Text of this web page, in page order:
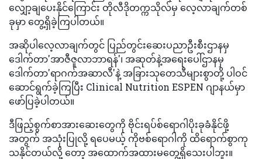
လျှော့ချပေးနိုင်ကြောင်း တိုလီဒိုတက္ကသိုလ်မှ လေ့လာချက်တစ်
ခုမှာ တွေ့ရှိခဲ့ကြပါတယ်။
အဆိုပါလေ့လာချက်တွင် ပြည်တွင်းဆေးပညာဦးစီးဌာနမှ
ဒေါက်တာ'အာဇီဇူလာဘာရန်'၊ အဆုတ်နဲ့အရေးပေါ်ဌာနမှ
ဒေါက်တာ'ရာဂက်အဆာလီ'နဲ့ အခြားသုတေသီများစွာတို့ ပါဝင်
ဆောင်ရွက်ခဲ့ကြပြီး Clinical Nutrition ESPEN ဂျာနယ်မှာ
ဖော်ပြခဲ့ပါတယ်။
ဒီဖြည့်စွက်စာအားဆေးတွေကို ဗိုင်းရပ်စ်ရောဂါပိုးခုခံနိုင်ဖို့
အတွက် အသုံးပြုလို့ ရပေမယ့် ကိုဗစ်ရောဂါကို ထိရောက်စွာကု
သနိုင်တယ်လို့ တော့ အထောက်အထားမတွေ့ရှိသေးပါဘူး။